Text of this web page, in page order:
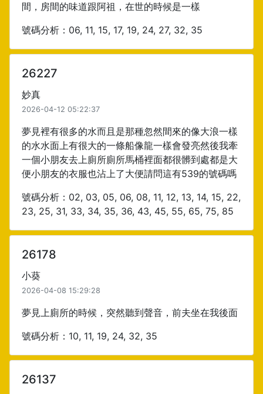
間，房間的味道跟阿祖，在世的時候是一樣
號碼分析：06, 11, 15, 17, 19, 24, 27, 32, 35
26227
妙真
2026-04-12 05:22:37
夢見裡有很多的水而且是那種忽然間來的像大浪一樣
的水水面上有很大的一條船像龍一樣會發亮然後我牽
一個小朋友去上廁所廁所馬桶裡面都很髒到處都是大
便小朋友的衣服也沾上了大便請問這有539的號碼嗎
號碼分析：02, 03, 05, 06, 08, 11, 12, 13, 14, 15, 22,
23, 25, 31, 33, 34, 35, 36, 43, 45, 55, 65, 75, 85
26178
小葵
2026-04-08 15:29:28
夢見上廁所的時候，突然聽到聲音，前夫坐在我後面
號碼分析：10, 11, 19, 24, 32, 35
26137